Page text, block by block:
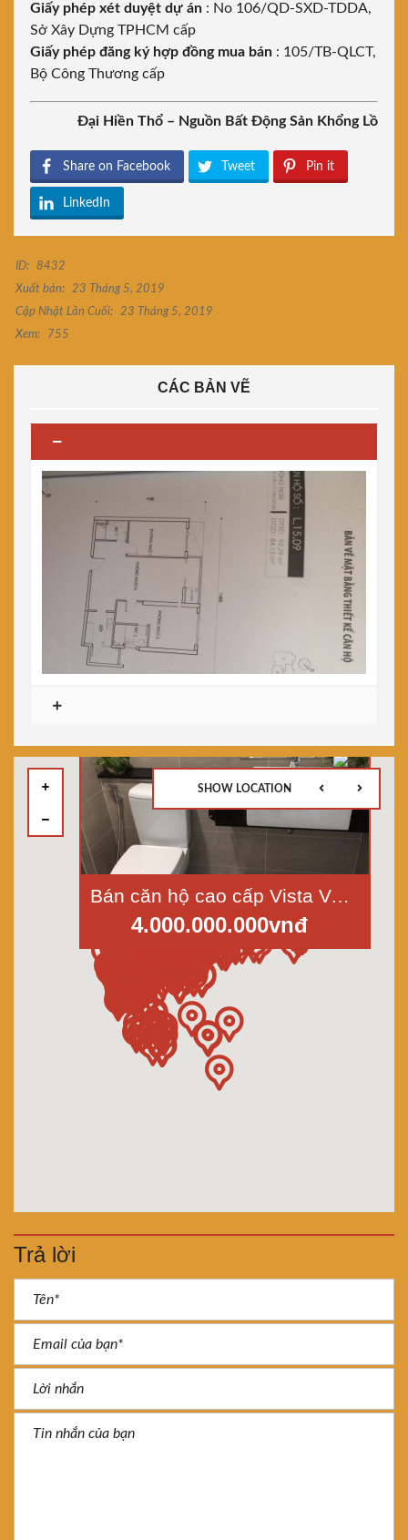
Giấy phép xét duyệt dự án : No 106/QD-SXD-TDDA,
Sở Xây Dựng TPHCM cấp
Giấy phép đăng ký hợp đồng mua bán : 105/TB-QLCT,
Bộ Công Thương cấp
Đại Hiền Thổ – Nguồn Bất Động Sản Khổng Lồ
Share on Facebook Tweet Pin it
LinkedIn
ID:
8432
Xuất bản:
23 Tháng 5, 2019
Cập Nhật Lần Cuối:
23 Tháng 5, 2019
Xem:
755
CÁC BẢN VẼ
Bán căn hộ cao cấp Vista Verde MT Đồng Văn Cống, Quận 2, tầng 15, dt 84m2
4.000.000.000vnđ
SHOW LOCATION
Trả lời